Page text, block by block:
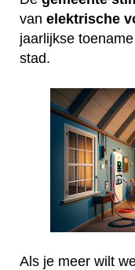
van elektrische
jaarlijkse
stad.
Als je meer wilt